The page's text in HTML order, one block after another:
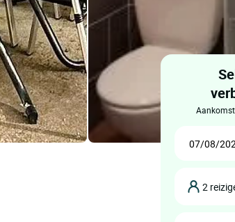
aankomst
2